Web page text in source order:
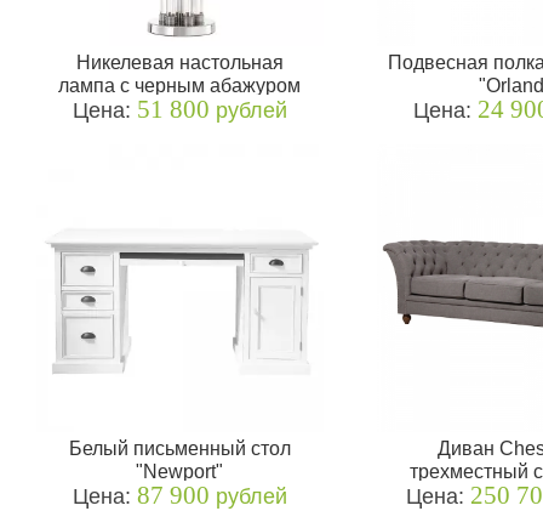
Никелевая настольная
лампа с черным абажуром
"Rex"
Цена: 51 800 рублей
Подвесная
Цена: 24
Белый письменный стол
"Newport"
Цена: 87 900 рублей
Диван
трехместный
Цена: 250